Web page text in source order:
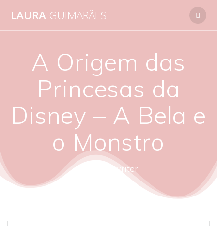
LAURA GUIMARÃES
A Origem das
Princesas da
Disney – A Bela e
o Monstro
autora - writer